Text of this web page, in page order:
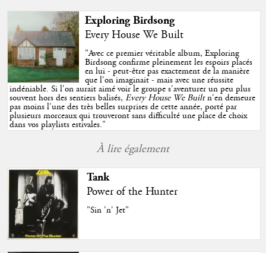
Exploring Birdsong
Every House We Built
"Avec ce premier véritable album, Exploring
Birdsong confirme pleinement les espoirs placés
en lui - peut-être pas exactement de la manière
que l'on imaginait - mais avec une réussite
indéniable. Si l'on aurait aimé voir le groupe s'aventurer un peu plus
souvent hors des sentiers balisés,Every House We Builtn'en demeure
pas moins l'une des très belles surprises de cette année, porté par
plusieurs morceaux qui trouveront sans difficulté une place de choix
dans vos playlists estivales."
À lire également
Tank
Power of the Hunter
"Sin 'n' Jet"